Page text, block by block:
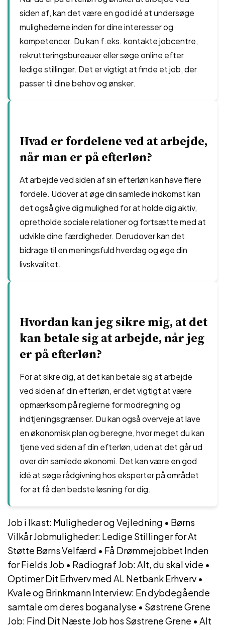
siden af, kan det være en god idé at undersøge
mulighederne inden for dine interesser og
kompetencer. Du kan f.eks. kontakte jobcentre,
rekrutteringsbureauer eller søge online efter
ledige stillinger. Det er vigtigt at finde et job, der
passer til dine behov og ønsker.
Hvad er fordelene ved at arbejde,
når man er på efterløn?
At arbejde ved siden af sin efterløn kan have flere
fordele. Udover at øge din samlede indkomst kan
det også give dig mulighed for at holde dig aktiv,
opretholde sociale relationer og fortsætte med at
udvikle dine færdigheder. Derudover kan det
bidrage til en meningsfuld hverdag og øge din
livskvalitet.
Hvordan kan jeg sikre mig, at det
kan betale sig at arbejde, når jeg
er på efterløn?
For at sikre dig, at det kan betale sig at arbejde
ved siden af din efterløn, er det vigtigt at være
opmærksom på reglerne for modregning og
indtjeningsgrænser. Du kan også overveje at lave
en økonomisk plan og beregne, hvor meget du kan
tjene ved siden af din efterløn, uden at det går ud
over din samlede økonomi. Det kan være en god
idé at søge rådgivning hos eksperter på området
for at få den bedste løsning for dig.
Job i Ikast: Muligheder og Vejledning • Børns
Vilkår Jobmuligheder: Ledige Stillinger for At
Støtte Børns Velfærd • Få Drømmejobbet Inden
for Fields Job • Radiograf Job: Alt, du skal vide •
Optimer Dit Erhverv med AL Netbank Erhverv •
Kvale og Brinkmann Interview: En dybdegående
samtale om deres boganalyse • Søstrene Grene
Job: Find Dit Næste Job hos Søstrene Grene • Alt